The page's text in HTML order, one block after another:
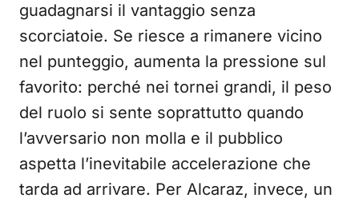
guadagnarsi il vantaggio senza
scorciatoie. Se riesce a rimanere vicino
nel punteggio, aumenta la pressione sul
favorito: perché nei tornei grandi, il peso
del ruolo si sente soprattutto quando
l’avversario non molla e il pubblico
aspetta l’inevitabile accelerazione che
tarda ad arrivare. Per Alcaraz, invece, un